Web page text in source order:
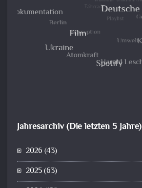
Jahresarchiv (Die letzten 5 Jahre)
2026 (43)
2025(63)